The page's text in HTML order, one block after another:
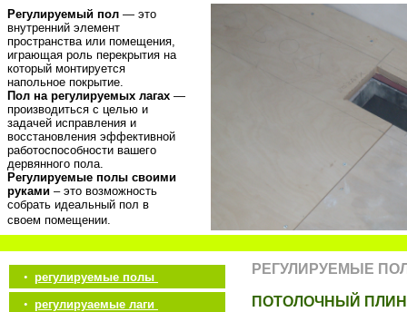
Регулируемый пол — это
внутренний элемент
пространства или помещения,
играющая роль перекрытия на
который монтируется
напольное покрытие.
Пол на регулируемых лагах —
производиться с целью и
задачей исправления и
восстановления эффективной
работоспособности вашего
дервянного пола.
Регулируемые полы своими
руками – это возможность
собрать идеальный пол в
своем помещении.
• регулируемые полы
• регулируаемые лаги
РЕГУЛИРУЕМЫЕ
ПОТОЛОЧНЫЙ